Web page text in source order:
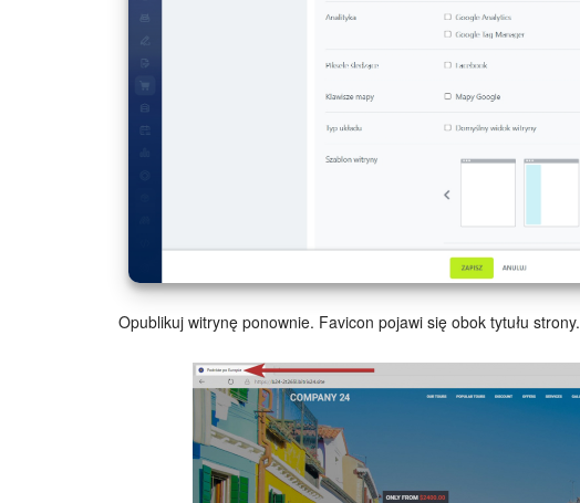
Opublikuj witrynę ponownie. Favicon pojawi się obok tytułu strony.